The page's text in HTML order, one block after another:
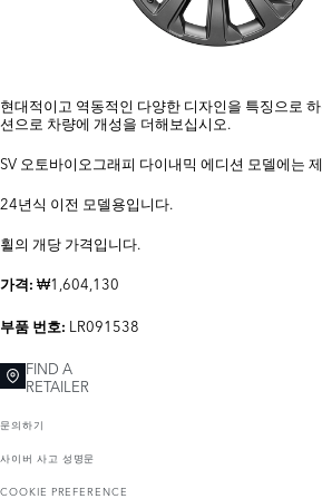
현대적이고 역동적인 다양한 디자인을 특징으로
션으로 차량에 개성을 더해보십시오.
SV 오토바이오그래피 다이내믹 에디션 모델에는
24년식 이전 모델용입니다.
휠의 개당 가격입니다.
가격: ₩1,604,130
부품 번호: LR091538
FIND A
RETAILER
문의하기
사이버 사고 성명문
COOKIE PREFERENCE